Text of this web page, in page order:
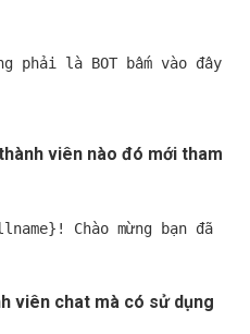
phải là BOT bấm vào đây
viên nào đó mới tham
Chào mừng bạn đã
viên chat mà có sử dụng